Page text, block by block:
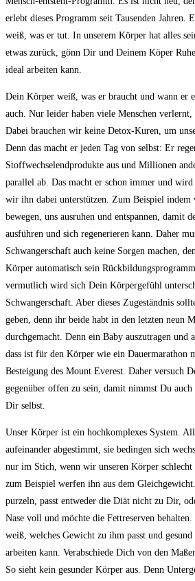
erlebt dieses Programm seit Tausenden Jahren.
weiß, was er tut. In unserem Körper hat alles
etwas zurück, gönn Dir und Deinem Köper
ideal arbeiten kann.
Dein Körper weiß, was er braucht und wann er
auch. Nur leider haben viele Menschen
Dabei brauchen wir keine Detox-Kuren, um
Denn das macht er jeden Tag von selbst: Er
Stoffwechselendprodukte aus und Millionen
parallel ab. Das macht er schon immer und
wir ihn dabei unterstützen. Zum Beispiel indem
bewegen, uns ausruhen und entspannen, damit
ausführen und sich regenerieren kann. Daher
Schwangerschaft auch keine Sorgen machen,
Körper automatisch sein
vermutlich wird sich Dein Körpergefühl
Schwangerschaft. Aber dieses Zugeständnis
geben, denn ihr beide habt in den letzten neun
durchgemacht. Denn ein Baby auszutragen und
dass ist für den Körper wie ein Dauermarathon
Besteigung des Mount Everest. Daher versuch
gegenüber offen zu sein, damit nimmst Du
Dir selbst.
Unser Körper ist ein hochkomplexes System.
aufeinander abgestimmt, sie bedingen sich
nur im Stich, wenn wir unseren Körper schlecht
zum Beispiel werfen ihn aus dem
purzeln, passt entweder die Diät nicht zu Dir,
Nase voll und möchte die Fettreserven
weiß, welches Gewicht zu ihm passt und
arbeiten kann. Verabschiede Dich von den
So sieht kein gesunder Körper aus. Denn